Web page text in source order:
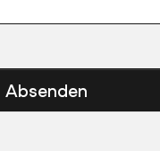
Absenden